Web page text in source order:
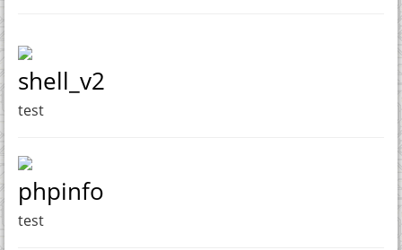
shell_v2
test
phpinfo
test